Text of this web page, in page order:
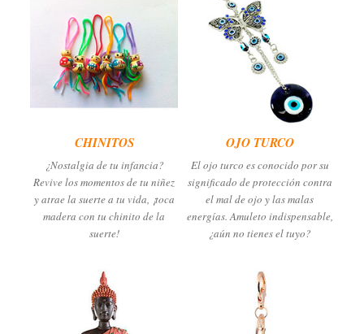
CHINITOS
¿Nostalgia de tu infancia?
Revive los momentos de tu niñez
y atrae la suerte a tu vida, ¡toca
madera con tu chinito de la
suerte!
OJO TURCO
El ojo turco es conocido por su
significado de protección contra
el mal de ojo y las malas
energías. Amuleto indispensable,
¿aún no tienes el tuyo?